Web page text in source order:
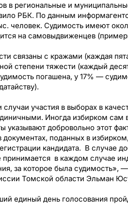
в региональные и
РБК. По данным
человек. Судимость имеют
на самовыдвиженцев
связаны с кражами (каждая
степени тяжести (каждый
погашена, у 17% —
участия в выборах в
Иногда избирком сам
указывают добровольно этот
документах, поданных в
кандидата. В случае
в каждом случае
за которое была судимость»,
Томской области Эльман
единый день голосования